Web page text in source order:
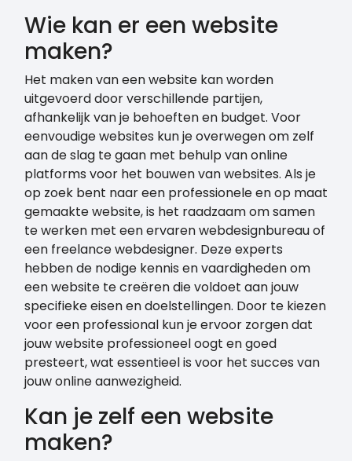
Wie kan er een website
maken?
Het maken van een website kan worden
uitgevoerd door verschillende partijen,
afhankelijk van je behoeften en budget. Voor
eenvoudige websites kun je overwegen om zelf
aan de slag te gaan met behulp van online
platforms voor het bouwen van websites. Als je
op zoek bent naar een professionele en op maat
gemaakte website, is het raadzaam om samen
te werken met een ervaren webdesignbureau of
een freelance webdesigner. Deze experts
hebben de nodige kennis en vaardigheden om
een website te creëren die voldoet aan jouw
specifieke eisen en doelstellingen. Door te kiezen
voor een professional kun je ervoor zorgen dat
jouw website professioneel oogt en goed
presteert, wat essentieel is voor het succes van
jouw online aanwezigheid.
Kan je zelf een website
maken?